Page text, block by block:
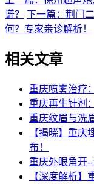
谱？
下一篇：荆门
何？专家亲诊解析！
相关文章
重庆喷雾治疗
重庆再生针剂
重庆纹眉与洗
【揭晓】重
布！
重庆外眼角开
【深度解析】